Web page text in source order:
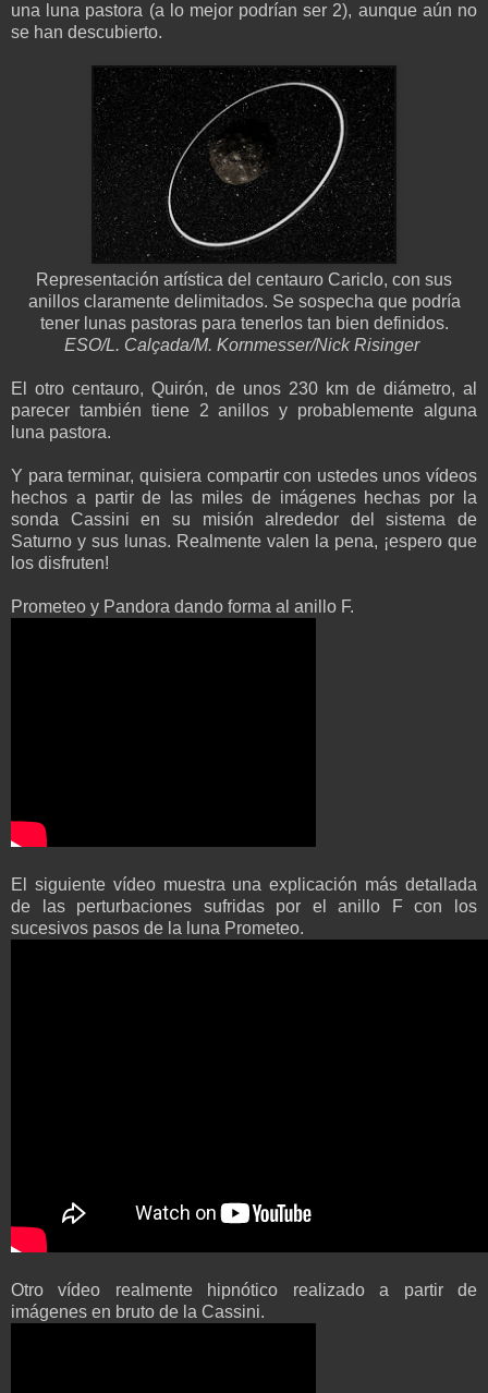
una luna pastora (a lo mejor podrían ser 2), aunque aún no
se han descubierto.
Representación artística del centauro Cariclo, con sus
anillos claramente delimitados. Se sospecha que podría
tener lunas pastoras para tenerlos tan bien definidos.
ESO/L. Calçada/M. Kornmesser/Nick Risinger
El otro centauro, Quirón, de unos 230 km de diámetro, al
parecer también tiene 2 anillos y probablemente alguna
luna pastora.
Y para terminar, quisiera compartir con ustedes unos vídeos
hechos a partir de las miles de imágenes hechas por la
sonda Cassini en su misión alrededor del sistema de
Saturno y sus lunas. Realmente valen la pena, ¡espero que
los disfruten!
Prometeo y Pandora dando forma al anillo F.
El siguiente vídeo muestra una explicación más detallada
de las perturbaciones sufridas por el anillo F con los
sucesivos pasos de la luna Prometeo.
Otro vídeo realmente hipnótico realizado a partir de
imágenes en bruto de la Cassini.